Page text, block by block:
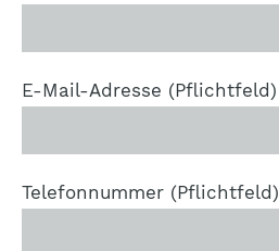
E-Mail-Adresse (Pflichtfeld)
Telefonnummer (Pflichtfeld)